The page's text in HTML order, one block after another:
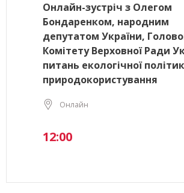
Онлайн-зустріч з Олегом
Бондаренком, народним
депутатом України,
Комітету Верховної Ради
питань екологічної
природокористування
Онлайн
12:00